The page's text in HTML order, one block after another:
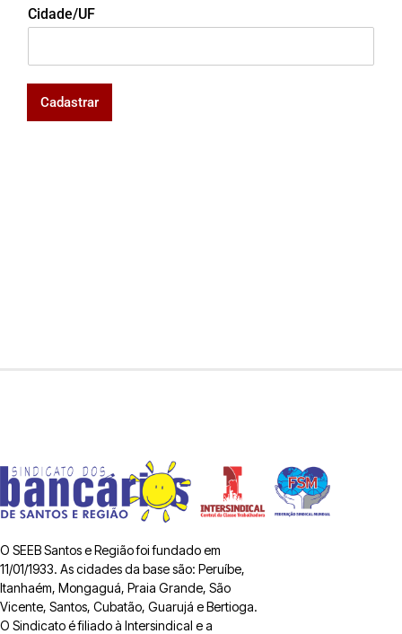
Cidade/UF
Cadastrar
O SEEB Santos e Região foi fundado em
11/01/1933. As cidades da base são: Peruíbe,
Itanhaém, Mongaguá, Praia Grande, São
Vicente, Santos, Cubatão, Guarujá e Bertioga.
O Sindicato é filiado à Intersindical e a